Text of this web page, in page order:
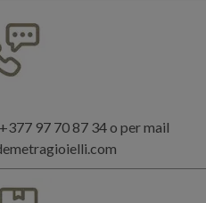
97 70 87 34 o per mail